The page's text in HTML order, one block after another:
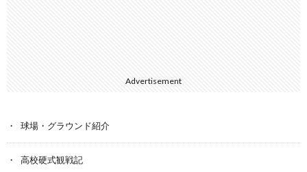
Advertisement
球場・グラウンド紹介
高校硬式観戦記